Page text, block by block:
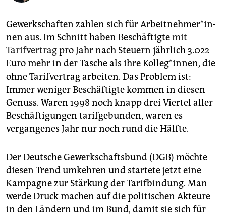
fragen & hilfe
unterstützen
abo
genossenschaft
epaper login
Gewerkschaften zahlen sich für Ar­beit­neh­me­r*in­
nen aus. Im Schnitt haben Beschäftigtemit
Tarifvertragpro Jahr nach Steuern jährlich 3.022
Euro mehr in der Tasche als ihre Kolleg*innen, die
ohne Tarifvertrag arbeiten. Das Problem ist:
Immer weniger Beschäftigte kommen in diesen
Genuss. Waren 1998 noch knapp drei Viertel aller
Beschäftigungen tarifgebunden, waren es
vergangenes Jahr nur noch rund die Hälfte.
Der Deutsche Gewerkschaftsbund (DGB) möchte
diesen Trend umkehren und startete jetzt eine
Kampagne zur Stärkung der Tarifbindung. Man
werde Druck machen auf die politischen Akteure
in den Ländern und im Bund, damit sie sich für